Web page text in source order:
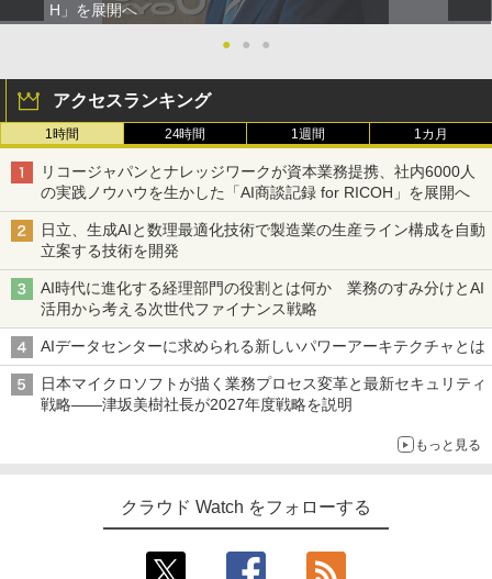
H」を展開へ
●
● ●
アクセスランキング
1時間 24時間 1週間 1カ月
リコージャパンとナレッジワークが資本業務提携、社内6000人
の実践ノウハウを生かした「AI商談記録 for RICOH」を展開へ
日立、生成AIと数理最適化技術で製造業の生産ライン構成を自動
立案する技術を開発
AI時代に進化する経理部門の役割とは何か 業務のすみ分けとAI
活用から考える次世代ファイナンス戦略
AIデータセンターに求められる新しいパワーアーキテクチャとは
日本マイクロソフトが描く業務プロセス変革と最新セキュリティ
戦略――津坂美樹社長が2027年度戦略を説明
もっと見る
クラウド Watch をフォローする